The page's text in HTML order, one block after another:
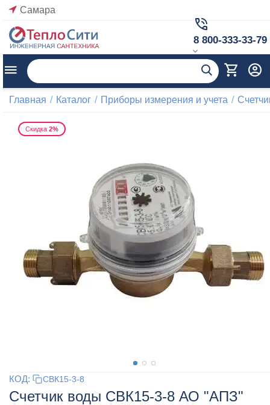
Самара
8 800-333-33-79
Главная / Каталог / Приборы измерения и учета /
Скидка 2%
КОД: СВК15-3-8
Счетчик воды СВК15-3-8 АО "АПЗ"